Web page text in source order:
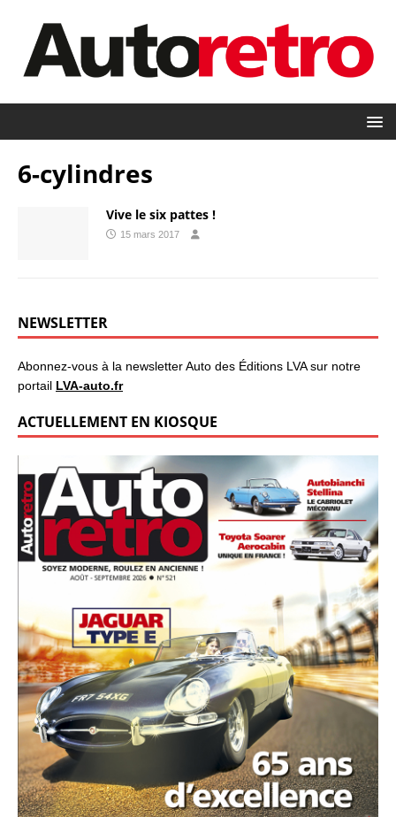
6-cylindres
Vive le six pattes !
15 mars 2017
NEWSLETTER
Abonnez-vous à la newsletter Auto des Éditions LVA sur notre
portail LVA-auto.fr
ACTUELLEMENT EN KIOSQUE